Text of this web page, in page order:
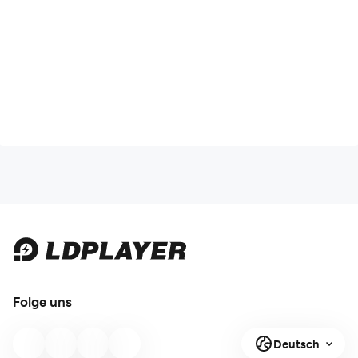
Folge uns
Deutsch